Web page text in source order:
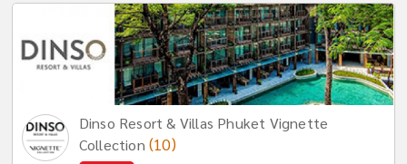
Dinso Resort & Villas Phuket Vignette
Collection (10)